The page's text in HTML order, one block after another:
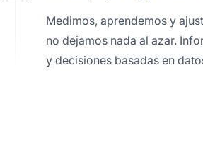
Medimos, aprendemos y
no dejamos nada al azar.
y decisiones basadas en